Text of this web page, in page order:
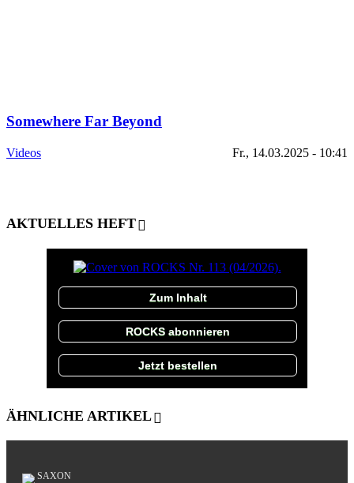
Somewhere Far Beyond
Videos Fr., 14.03.2025 - 10:41
AKTUELLES HEFT
Zum Inhalt
ROCKS abonnieren
Jetzt bestellen
ÄHNLICHE ARTIKEL
SAXON